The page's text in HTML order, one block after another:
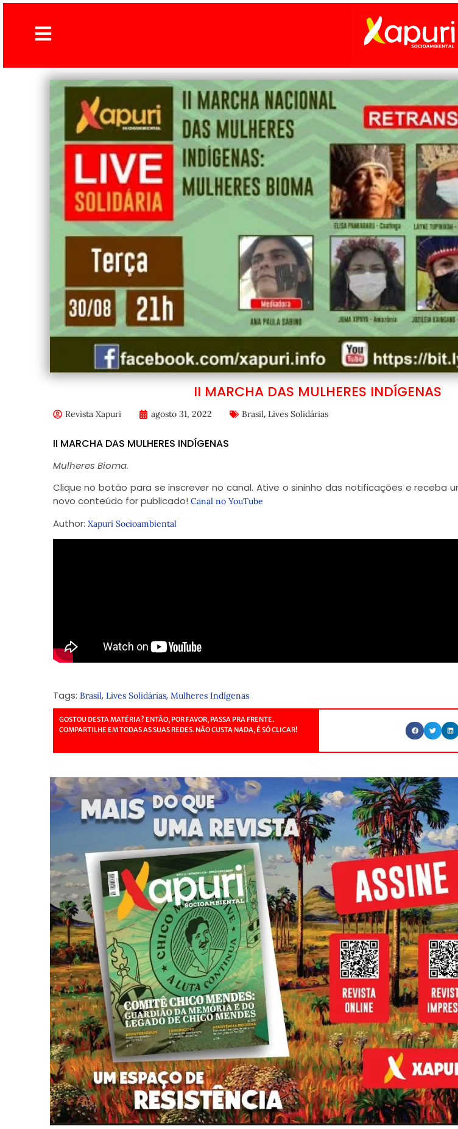
II MARCHA DAS MULHERES INDÍGENAS
Revista Xapuri agosto 31, 2022 Brasil, Lives Solidárias
II MARCHA DAS MULHERES INDÍGENAS
Mulheres Bioma.
Clique no botão para se inscrever no canal. Ative o sininho das notificações e receba
novo conteúdo for publicado! Canal no YouTube
Author: Xapuri Socioambiental
Tags: Brasil, Lives Solidárias, Mulheres Indígenas
GOSTOU DESTA MATÉRIA? ENTÃO, POR FAVOR, PASSA PRA FRENTE.
COMPARTILHE EM TODAS AS SUAS REDES. NÃO CUSTA NADA, É SÓ CLICAR!